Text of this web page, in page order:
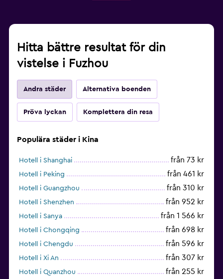
Hitta bättre resultat för din
vistelse i Fuzhou
Andra städer Alternativa boenden
Pröva lyckan Komplettera din resa
Populära städer i Kina
Hotell i Shanghai från 73 kr
Hotell i Peking från 461 kr
Hotell i Guangzhou från 310 kr
Hotell i Shenzhen från 952 kr
Hotell i Sanya från 1 566 kr
Hotell i Chongqing från 698 kr
Hotell i Chengdu från 596 kr
Hotell i Xi An från 307 kr
Hotell i Quanzhou från 255 kr